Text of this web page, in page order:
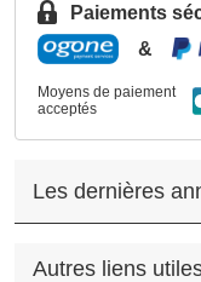
Paiements
&
Moyens de paiement
acceptés
Les dernières
Autres liens